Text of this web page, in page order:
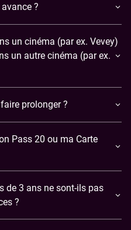
?
un cinéma (par ex. Vevey)
un autre cinéma (par ex.
prolonger ?
Pass 20 ou ma Carte
de 3 ans ne sont-ils pas
?